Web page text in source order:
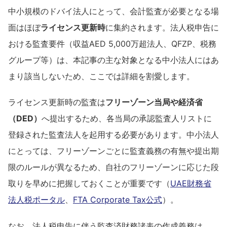
中小規模のドバイ法人にとって、会計監査が必要となる場
面はほぼライセンス更新時に集約されます。法人税申告に
おける監査要件（収益AED 5,000万超法人、QFZP、税務
グループ等）は、本記事の主な対象となる中小法人にはあ
まり該当しないため、ここでは詳細を割愛します。
ライセンス更新時の監査はフリーゾーン当局や経済省
（DED） へ提出するため、各当局の承認監査人リストに
登録された監査法人を起用する必要があります。中小法人
にとっては、フリーゾーンごとに監査義務の有無や提出期
限のルールが異なるため、自社のフリーゾーンに応じた段
取りを早めに把握しておくことが重要です（UAE財務省
法人税ポータル、 FTA Corporate Tax公式）。